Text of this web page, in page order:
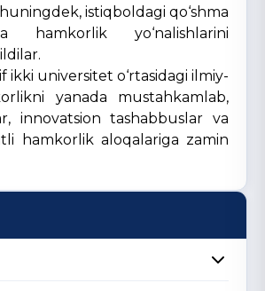
istiqboldagi qo‘shma
hamkorlik yo‘nalishlarini
ikki universitet o‘rtasidagi ilmiy-
yanada mustahkamlab,
innovatsion tashabbuslar va
hamkorlik aloqalariga zamin